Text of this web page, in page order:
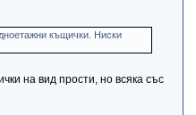
къщички. Ниски
на вид прости, но всяка със